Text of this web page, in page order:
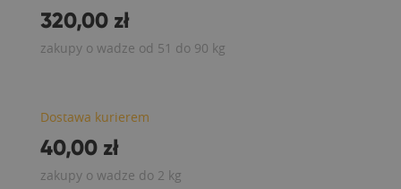
320,00 zł
zakupy o wadze od 51 do 90 kg
Dostawa kurierem
40,00 zł
zakupy o wadze do 2 kg